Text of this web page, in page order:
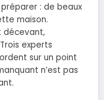
: de beaux
maison.
décevant,
experts
sur un point
n’est pas